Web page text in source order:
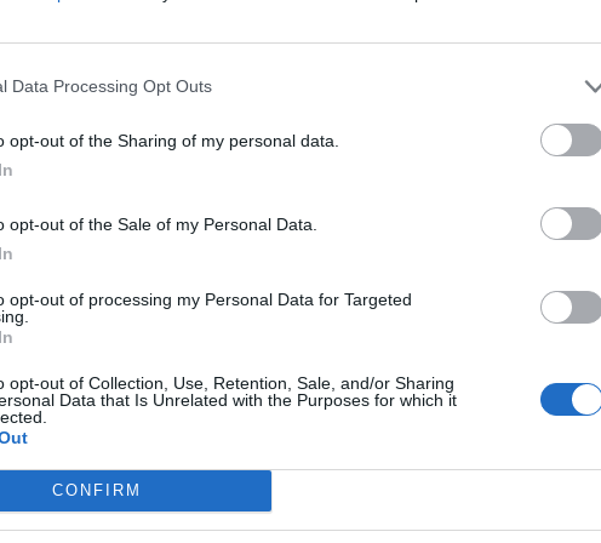
Data Processing Opt Outs
opt-out of the Sharing of my personal data.
opt-out of the Sale of my Personal Data.
opt-out of processing my Personal Data for Targeted
opt-out of Collection, Use, Retention, Sale, and/or Sharing
Data that Is Unrelated with the Purposes for which it
CONFIRM
Πελοποννήσου, θα
του Δήμου Ευρώτα σε ημερομηνία
Πελοποννήσου έχει αναλάβει η
της Πράξης «ΦΕΣΤΙΒΑΛ
ΚΑΙ ΧΟΡΩΔΙΩΝ ΤΗΣ ΠΕΛΟΠΟΝΝΗΣΟΥ»,
από το ΕΤΠΑ.